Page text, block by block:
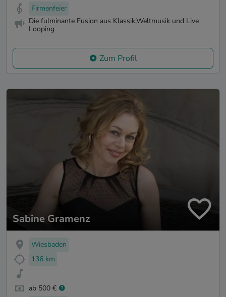
Firmenfeier
Die fulminante Fusion aus Klassik,Weltmusik und Live
Looping
Zum Profil
Sabine Gramenz
Wiesbaden
136 km
ab 500 €